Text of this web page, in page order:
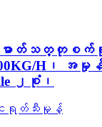
သတ္တုစက်ရုံ၊
H၊ အမှု
၂စုံ၊
ငရုတ်သီးမှုန့်